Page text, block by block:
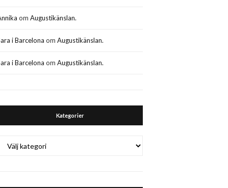
omAugustikänslan.
i Barcelona omAugustikänslan.
i Barcelona omAugustikänslan.
Kategorier